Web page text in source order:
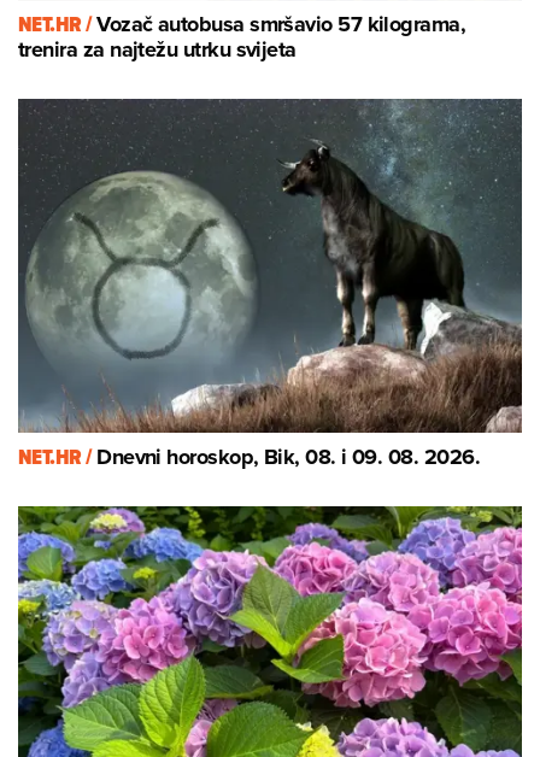
NET.HR /Vozač autobusa smršavio 57 kilograma,
trenira za najtežu utrku svijeta
NET.HR /Dnevni horoskop, Bik, 08. i 09. 08. 2026.